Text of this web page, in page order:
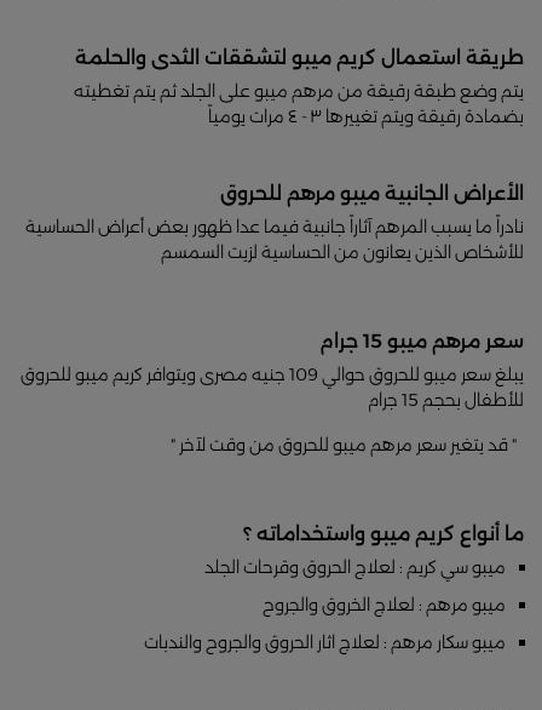
طريقة استعمال كريم ميبو لتشققات الثدى والحلمة
يتم وضع طبقة رقيقة من مرهم ميبو على الجلد ثم يتم تغطيته
بضمادة رقيقة ويتم تغييرها ٣ - ٤ مرات يومياً
الأعراض الجانبية ميبو مرهم للحروق
نادراً ما يسبب المرهم آثاراً جانبية فيما عدا ظهور بعض أعراض الحساسية
للأشخاص الذين يعانون من الحساسية لزيت السمسم
سعر مرهم ميبو 15 جرام
يبلغ سعر ميبو للحروق حوالي 109 جنيه مصرى ويتوافر كريم ميبو للحروق
للأطفال بحجم 15 جرام
" قد يتغير سعر مرهم ميبو للحروق من وقت لآخر "
ما أنواع كريم ميبو واستخداماته ؟
ميبو سي كريم : لعلاج الحروق وقرحات الجلد
ميبو مرهم : لعلاج الخروق والجروح
ميبو سكار مرهم : لعلاج اثار الحروق والجروح والندبات